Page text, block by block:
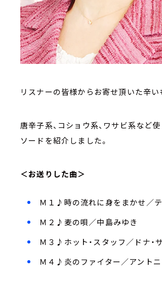
リスナーの皆様からお寄せ頂いた辛い
唐辛子系、コショウ系、ワサビ系など
ソードを紹介しました。
＜お送りした曲＞
Ｍ１♪時の流れに身をまかせ／テ
Ｍ２♪麦の唄／中島みゆき
Ｍ３♪ホット・スタッフ／ドナ・
Ｍ４♪炎のファイター／アントニ